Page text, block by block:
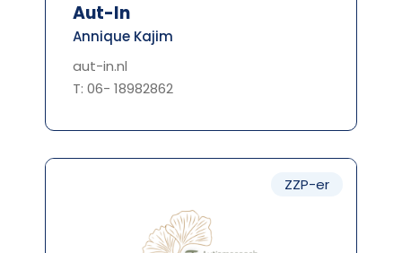
Aut-In
Annique Kajim
aut-in.nl
T: 06- 18982862
ZZP-er